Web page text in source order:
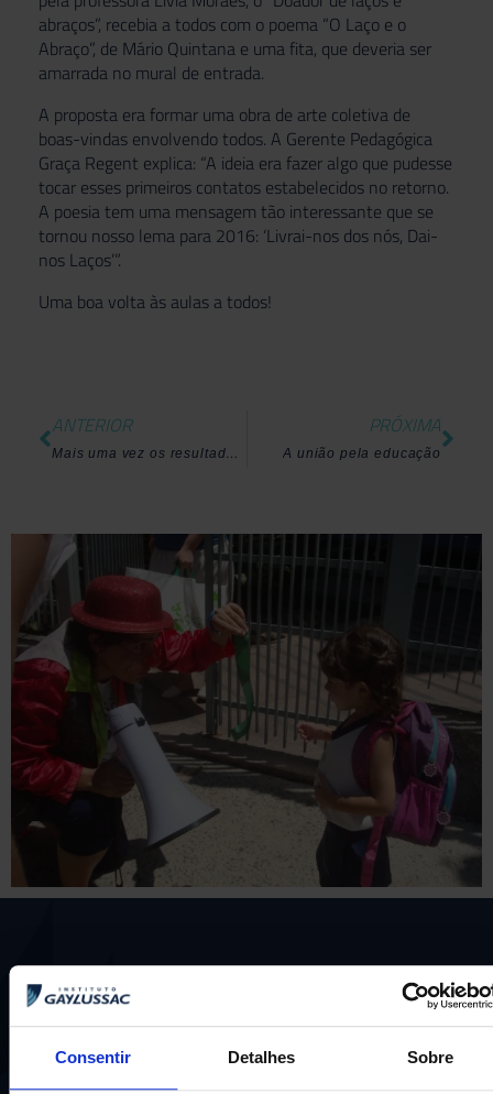
Consentir Detalhes Sobre
abraços”, recebia a todos com o poema “O Laço e o
Abraço”, de Mário Quintana e uma fita, que deveria ser
amarrada no mural de entrada.
A proposta era formar uma obra de arte coletiva de
boas-vindas envolvendo todos. A Gerente Pedagógica
Graça Regent explica: “A ideia era fazer algo que pudesse
tocar esses primeiros contatos estabelecidos no retorno.
A poesia tem uma mensagem tão interessante que se
tornou nosso lema para 2016: ‘Livrai-nos dos nós, Dai-
nos Laços’”.
Uma boa volta às aulas a todos!
ANTERIOR PRÓXIMA
A união pela educação
Uma escola com mais de 70 anos de tradição e